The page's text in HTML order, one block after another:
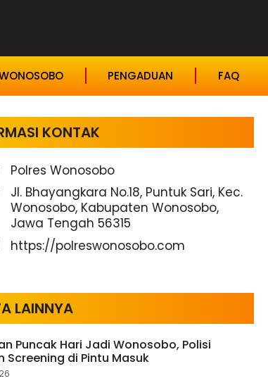
PENGADUAN FAQ
KONTAK
Polres Wonosobo
Jl. Bhayangkara No.18, Puntuk Sari, Kec.
Wonosobo, Kabupaten Wonosobo,
Jawa Tengah 56315
https://polreswonosobo.com
LAINNYA
Puncak Hari Jadi Wonosobo, Polisi
Screening di Pintu Masuk